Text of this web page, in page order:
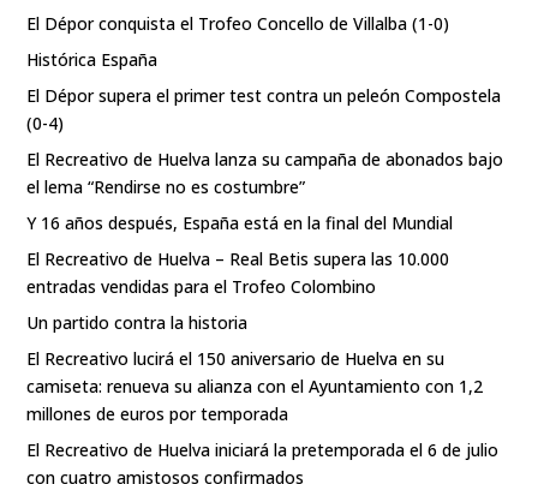
El Dépor conquista el Trofeo Concello de Villalba (1-0)
Histórica España
El Dépor supera el primer test contra un peleón Compostela
(0-4)
El Recreativo de Huelva lanza su campaña de abonados bajo
el lema “Rendirse no es costumbre”
Y 16 años después, España está en la final del Mundial
El Recreativo de Huelva – Real Betis supera las 10.000
entradas vendidas para el Trofeo Colombino
Un partido contra la historia
El Recreativo lucirá el 150 aniversario de Huelva en su
camiseta: renueva su alianza con el Ayuntamiento con 1,2
millones de euros por temporada
El Recreativo de Huelva iniciará la pretemporada el 6 de julio
con cuatro amistosos confirmados